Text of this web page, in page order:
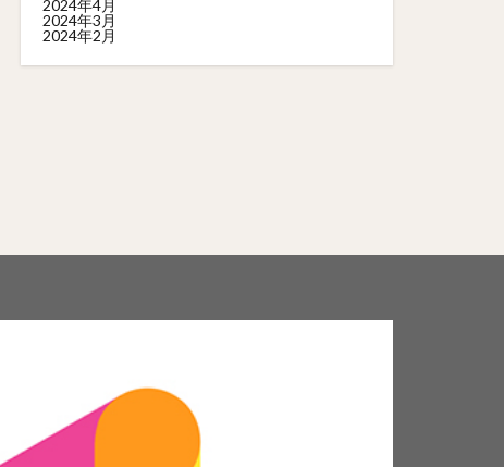
2024年4月
2024年3月
2024年2月